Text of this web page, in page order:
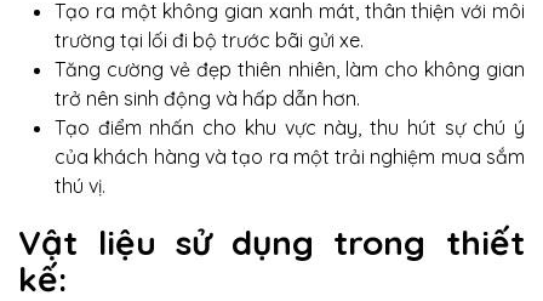
Tạo ra một không gian xanh mát, thân thiện với môi
trường tại lối đi bộ trước bãi gửi xe.
Tăng cường vẻ đẹp thiên nhiên, làm cho không gian
trở nên sinh động và hấp dẫn hơn.
Tạo điểm nhấn cho khu vực này, thu hút sự chú ý
của khách hàng và tạo ra một trải nghiệm mua sắm
thú vị.
Vật liệu sử dụng trong thiết
kế: